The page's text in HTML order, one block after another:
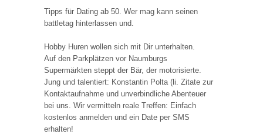
Tipps für Dating ab 50. Wer mag kann seinen
battletag hinterlassen und.
Hobby Huren wollen sich mit Dir unterhalten.
Auf den Parkplätzen vor Naumburgs
Supermärkten steppt der Bär, der motorisierte.
Jung und talentiert: Konstantin Polta (li. Zitate zur
Kontaktaufnahme und unverbindliche Abenteuer
bei uns. Wir vermitteln reale Treffen: Einfach
kostenlos anmelden und ein Date per SMS
erhalten!